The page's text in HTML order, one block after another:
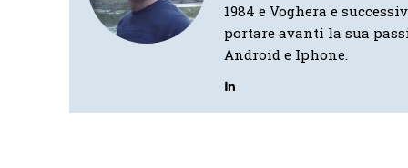
1984 e Voghera e
portare avanti la sua
Android e Iphone.